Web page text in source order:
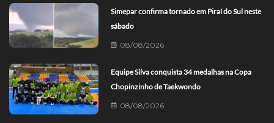
Simepar confirma tornado em Piraí do Sul neste
sábado
08/08/2026
Equipe Silva conquista 34 medalhas na Copa
Chopinzinho de Taekwondo
08/08/2026